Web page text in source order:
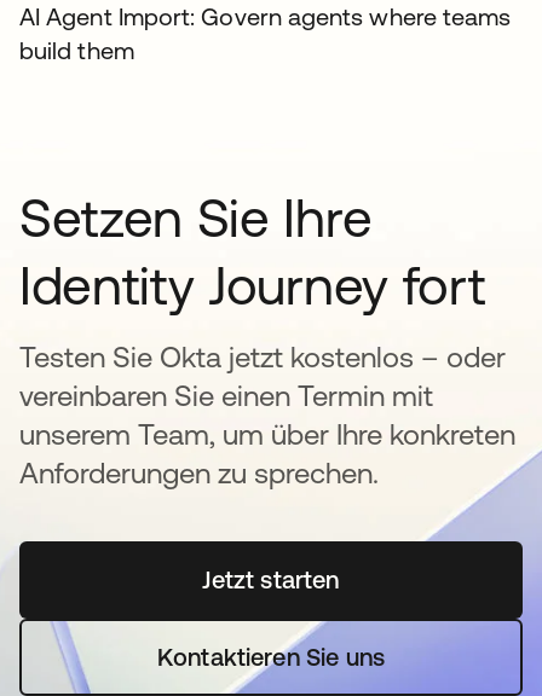
AI Agent Import: Govern agents where teams
build them
Setzen Sie Ihre
Identity Journey fort
Testen Sie Okta jetzt kostenlos – oder
vereinbaren Sie einen Termin mit
unserem Team, um über Ihre konkreten
Anforderungen zu sprechen.
Jetzt startenwird in einer neuen
Kontaktieren Sie uns